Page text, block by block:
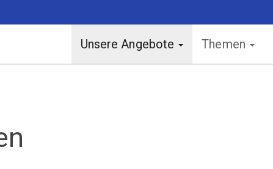
Unsere Angebote Themen